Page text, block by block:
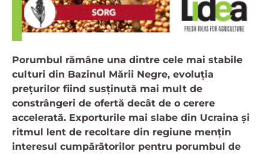
Porumbul rămâne una dintre cele mai stabile
culturi din Bazinul Mării Negre, evoluția
prețurilor fiind susținută mai mult de
constrângeri de ofertă decât de o cerere
accelerată. Exporturile mai slabe din Ucraina și
ritmul lent de recoltare din regiune mențin
interesul cumpărătorilor pentru porumbul de